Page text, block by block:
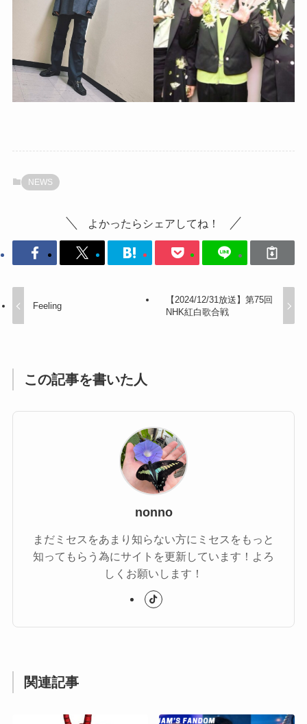
NEWS
よかったらシェアしてね！
Feeling
【2024/12/31放送】第75回
NHK紅白歌合戦
この記事を書いた人
nonno
まだミセスをあまり知らない方にミセスをもっと
知ってもらう為にサイトを更新しています！よろ
しくお願いします！
関連記事